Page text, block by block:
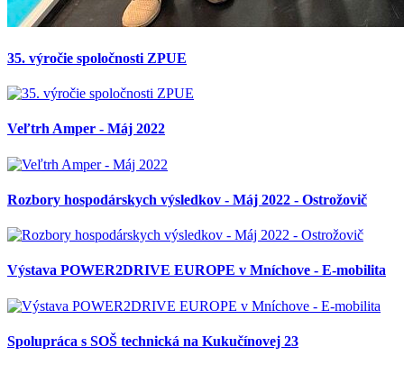
35. výročie spoločnosti ZPUE
Veľtrh Amper - Máj 2022
Rozbory hospodárskych výsledkov - Máj 2022 - Ostrožovič
Výstava POWER2DRIVE EUROPE v Mníchove - E-mobilita
Spolupráca s SOŠ technická na Kukučínovej 23